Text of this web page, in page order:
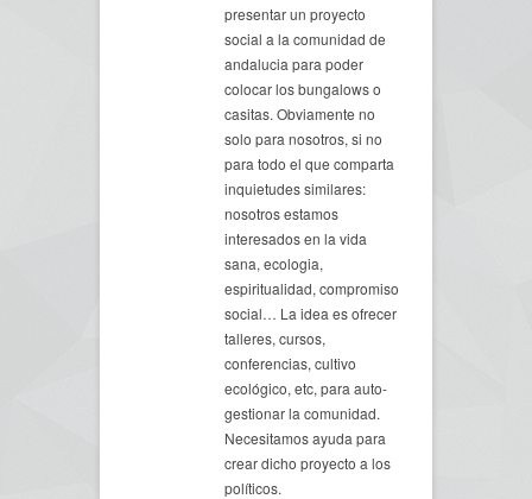
presentar un proyecto
social a la comunidad de
andalucia para poder
colocar los bungalows o
casitas. Obviamente no
solo para nosotros, si no
para todo el que comparta
inquietudes similares:
nosotros estamos
interesados en la vida
sana, ecologia,
espiritualidad, compromiso
social… La idea es ofrecer
talleres, cursos,
conferencias, cultivo
ecológico, etc, para auto-
gestionar la comunidad.
Necesitamos ayuda para
crear dicho proyecto a los
políticos.